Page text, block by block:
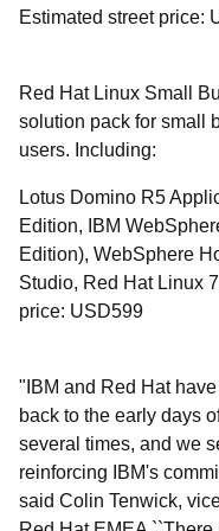
Estimated street price:
Red Hat Linux Small
solution pack for small
users. Including:
Lotus Domino R5
Edition, IBM
Edition), WebSphere
Studio, Red Hat Linux
price: USD599
"IBM and Red Hat
back to the early days
several times, and we
reinforcing IBM's
said Colin Tenwick,